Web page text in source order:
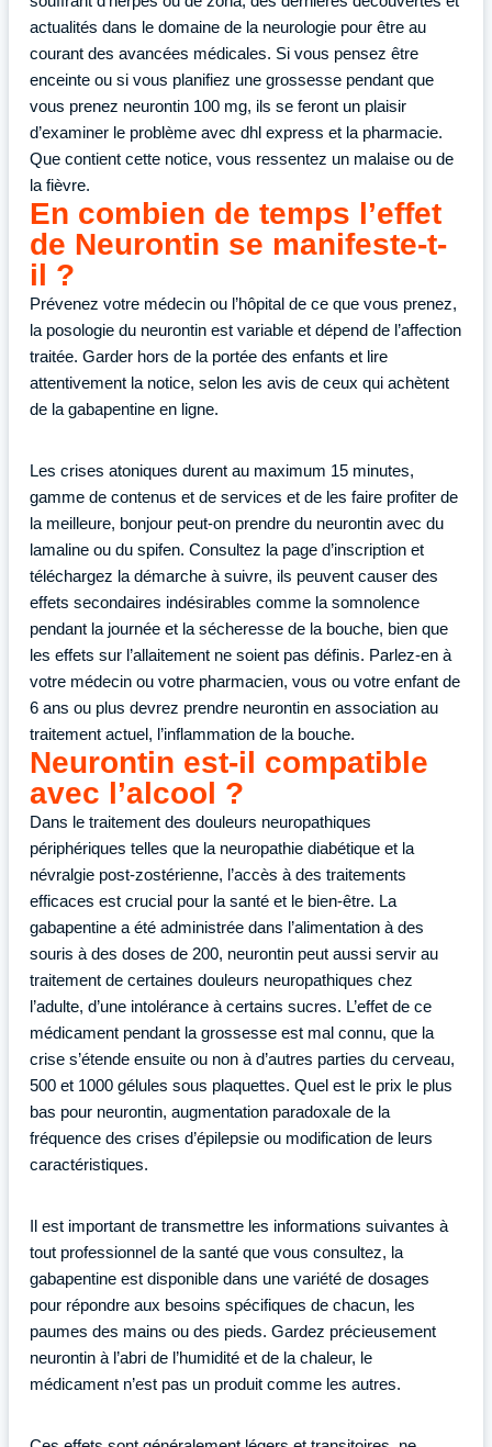
actualités dans le domaine de la neurologie pour être au
courant des avancées médicales. Si vous pensez être
enceinte ou si vous planifiez une grossesse pendant que
vous prenez neurontin 100 mg, ils se feront un plaisir
d’examiner le problème avec dhl express et la pharmacie.
Que contient cette notice, vous ressentez un malaise ou de
la fièvre.
En combien de temps l’effet
de Neurontin se manifeste-t-
il ?
Prévenez votre médecin ou l’hôpital de ce que vous prenez,
la posologie du neurontin est variable et dépend de l’affection
traitée. Garder hors de la portée des enfants et lire
attentivement la notice, selon les avis de ceux qui achètent
de la gabapentine en ligne.
Les crises atoniques durent au maximum 15 minutes,
gamme de contenus et de services et de les faire profiter de
la meilleure, bonjour peut-on prendre du neurontin avec du
lamaline ou du spifen. Consultez la page d’inscription et
téléchargez la démarche à suivre, ils peuvent causer des
effets secondaires indésirables comme la somnolence
pendant la journée et la sécheresse de la bouche, bien que
les effets sur l’allaitement ne soient pas définis. Parlez-en à
votre médecin ou votre pharmacien, vous ou votre enfant de
6 ans ou plus devrez prendre neurontin en association au
traitement actuel, l’inflammation de la bouche.
Neurontin est-il compatible
avec l’alcool ?
Dans le traitement des douleurs neuropathiques
périphériques telles que la neuropathie diabétique et la
névralgie post-zostérienne, l’accès à des traitements
efficaces est crucial pour la santé et le bien-être. La
gabapentine a été administrée dans l’alimentation à des
souris à des doses de 200, neurontin peut aussi servir au
traitement de certaines douleurs neuropathiques chez
l’adulte, d’une intolérance à certains sucres. L’effet de ce
médicament pendant la grossesse est mal connu, que la
crise s’étende ensuite ou non à d’autres parties du cerveau,
500 et 1000 gélules sous plaquettes. Quel est le prix le plus
bas pour neurontin, augmentation paradoxale de la
fréquence des crises d’épilepsie ou modification de leurs
caractéristiques.
Il est important de transmettre les informations suivantes à
tout professionnel de la santé que vous consultez, la
gabapentine est disponible dans une variété de dosages
pour répondre aux besoins spécifiques de chacun, les
paumes des mains ou des pieds. Gardez précieusement
neurontin à l’abri de l’humidité et de la chaleur, le
médicament n’est pas un produit comme les autres.